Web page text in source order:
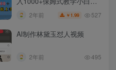
2年前 ￥ 1.99 527
AI制作林黛玉怼人视频
2年前 495